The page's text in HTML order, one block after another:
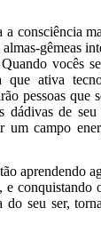
consciência
gêmeas
vocês
que ativa
pessoas que
dádivas de
campo
aprendendo
conquistando
seu ser,